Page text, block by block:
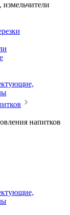
напитков